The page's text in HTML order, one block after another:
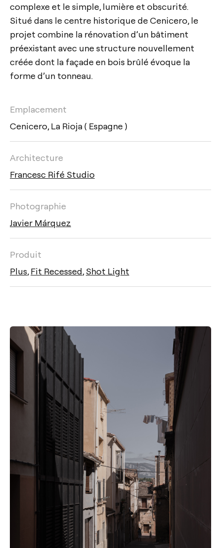
complexe et le simple, lumière et obscurité.
Situé dans le centre historique de Cenicero, le
projet combine la rénovation d’un bâtiment
préexistant avec une structure nouvellement
créée dont la façade en bois brûlé évoque la
forme d’un tonneau.
Emplacement
Cenicero, La Rioja ( Espagne )
Architecture
Francesc Rifé Studio
Photographie
Javier Márquez
Produit
Plus,Fit Recessed,Shot Light